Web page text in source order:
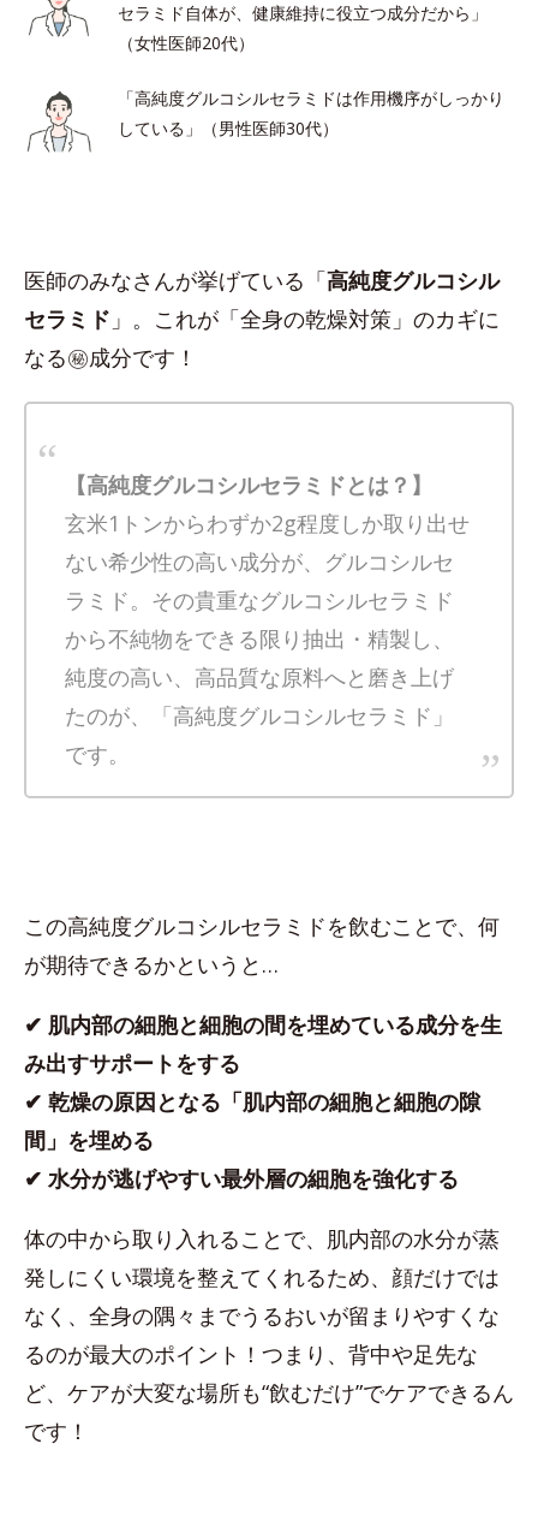
セラミド自体が、健康維持に役立つ成分だから」
（女性医師20代）
「高純度グルコシルセラミドは作用機序がしっかり
している」（男性医師30代）
医師のみなさんが挙げている「高純度グルコシル
セラミド 」。これが「全身の乾燥対策」のカギに
なる㊙︎成分です！
【高純度グルコシルセラミドとは？】
玄米1トンからわずか2g程度しか取り出せ
ない希少性の高い成分が、グルコシルセ
ラミド。その貴重なグルコシルセラミド
から不純物をできる限り抽出・精製し、
純度の高い、高品質な原料へと磨き上げ
たのが、「高純度グルコシルセラミド」
です。
この高純度グルコシルセラミドを飲むことで、何
が期待できるかというと…
✔︎ 肌内部の細胞と細胞の間を埋めている成分を生
み出すサポートをする
✔︎ 乾燥の原因となる「肌内部の細胞と細胞の隙
間」を埋める
✔︎ 水分が逃げやすい最外層の細胞を強化する
体の中から取り入れることで、肌内部の水分が蒸
発しにくい環境を整えてくれるため、顔だけでは
なく、全身の隅々までうるおいが留まりやすくな
るのが最大のポイント！つまり、背中や足先な
ど、ケアが大変な場所も“飲むだけ”でケアできるん
です！